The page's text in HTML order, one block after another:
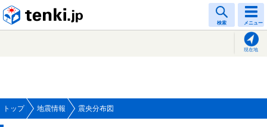
検索 メニュー
現在地
トップ 地震情報 震央分布図